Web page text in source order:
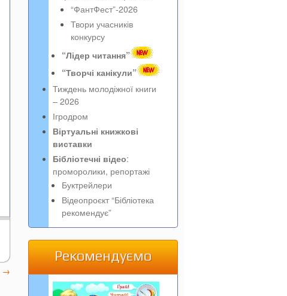
→
“ФантФест”-2026
Твори учасників
конкурсу
“Лідер читання”
“Творчі канікули”
Тиждень молодіжної книги
– 2026
Ігродром
Віртуальні книжкові
виставки
Бібліотечні відео:
проморолики, репортажі
Буктрейлери
Відеопроєкт “Бібліотека
рекомендує”
Рекомендуємо